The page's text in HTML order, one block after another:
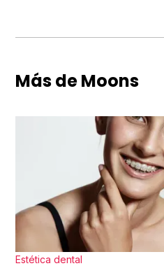
Más de Moons
Estética dental